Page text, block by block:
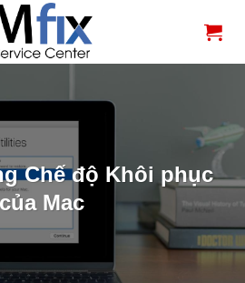
Chế độ Khôi phục
của Mac